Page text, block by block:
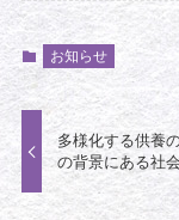
お知らせ
多様化する供養
の背景にある社